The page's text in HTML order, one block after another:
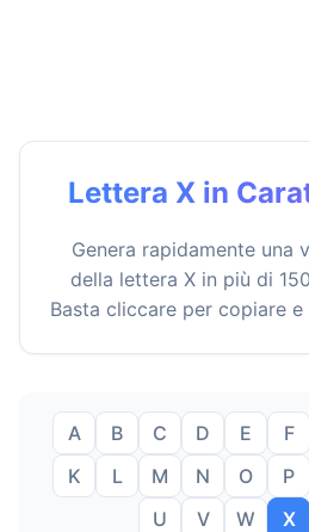
Lettera X in
Genera rapidamente una
della lettera X in più di
Basta cliccare per copiare
A B C D E F
K
L M N O P
U
V W X